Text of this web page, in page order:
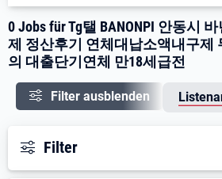
0 Jobs für Tg탤 BANONPI 안동시
제 정산후기 연체대납소액내구제
의 대출단기연체 만18세급전
Filter ausblenden
Filter